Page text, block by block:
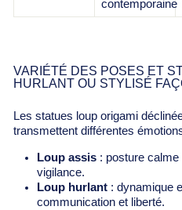
contemporaine
VARIÉTÉ DES POSES ET
HURLANT OU STYLISÉ
Les statues loup origami
transmettent différentes
Loup assis : posture
vigilance.
Loup hurlant : dynamique
communication et liberté.